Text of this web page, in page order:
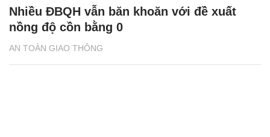
AN TOÀN GIAO THÔNG
Nhiều ĐBQH vẫn băn khoăn với đề xuất
nồng độ cồn bằng 0